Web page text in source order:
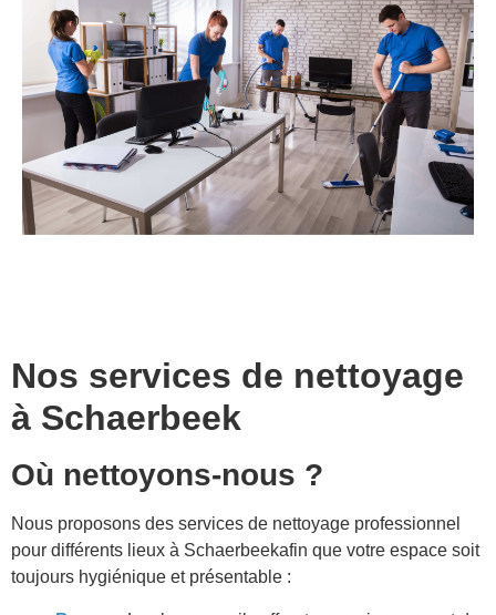
Nos services de nettoyage
à Schaerbeek
Où nettoyons-nous ?
Nous proposons des services de nettoyage professionnel
pour différents lieux à Schaerbeekafin que votre espace soit
toujours hygiénique et présentable :